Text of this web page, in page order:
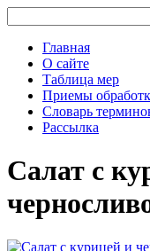
Главная
О сайте
Таблица мер
Приемы
Словарь
Рассылка
Салат с